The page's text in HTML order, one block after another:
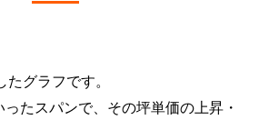
グラフです。
たスパンで、その坪単価の上昇・